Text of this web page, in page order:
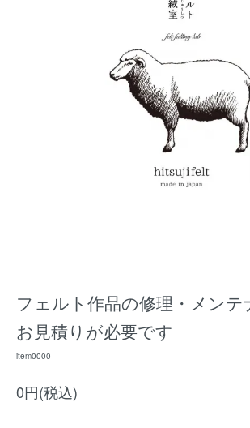
フェルト作品の修理・メンテ
お見積りが必要です
item0000
0円(税込)